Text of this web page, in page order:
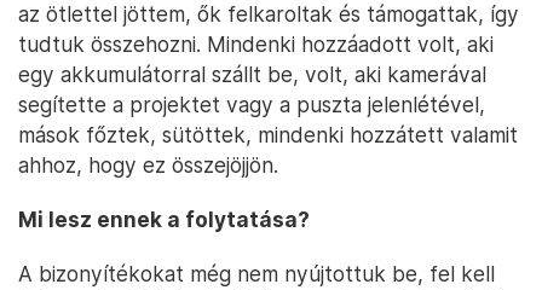
az ötlettel jöttem, ők felkaroltak és támogattak, így
tudtuk összehozni. Mindenki hozzáadott volt, aki
egy akkumulátorral szállt be, volt, aki kamerával
segítette a projektet vagy a puszta jelenlétével,
mások főztek, sütöttek, mindenki hozzátett valamit
ahhoz, hogy ez összejöjjön.
Mi lesz ennek a folytatása?
A bizonyítékokat még nem nyújtottuk be, fel kell